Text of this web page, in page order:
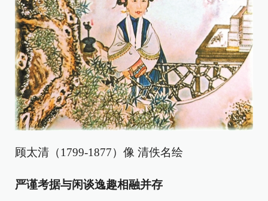
顾太清（1799-1877）像 清佚名绘
严谨考据与闲谈逸趣相融并存